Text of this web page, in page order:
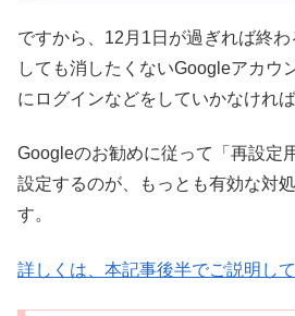
ですから、12月1日が過ぎれば終
しても消したくないGoogleアカウ
にログインなどをしていかなければ
Googleのお勧めに従って「再設定
設定するのが、もっとも有効な対
す。
詳しくは、本記事後半でご説明して